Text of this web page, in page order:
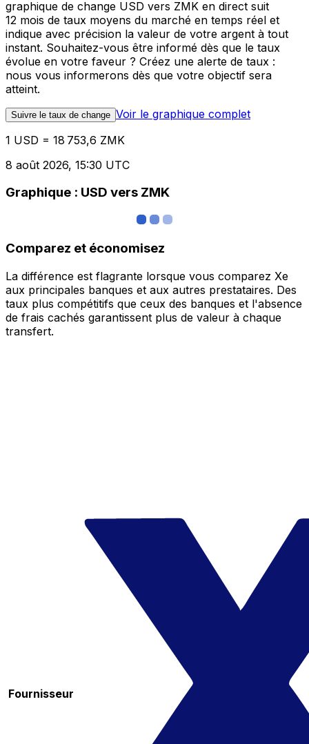
graphique de change USD vers ZMK en direct suit
12 mois de taux moyens du marché en temps réel et
indique avec précision la valeur de votre argent à tout
instant. Souhaitez-vous être informé dès que le taux
évolue en votre faveur ? Créez une alerte de taux :
nous vous informerons dès que votre objectif sera
atteint.
Suivre le taux de change Voir le graphique complet
1 USD = 18 753,6 ZMK
8 août 2026, 15:30 UTC
Graphique : USD vers ZMK
Comparez et économisez
La différence est flagrante lorsque vous comparez Xe
aux principales banques et aux autres prestataires. Des
taux plus compétitifs que ceux des banques et l'absence
de frais cachés garantissent plus de valeur à chaque
transfert.
Fournisseur